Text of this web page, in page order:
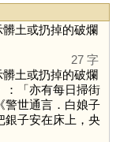
髒土或扔掉的破爛
27 字
髒土或扔掉的破爛
：「亦有每日掃街
警世通言．白娘子
銀子安在床上，央